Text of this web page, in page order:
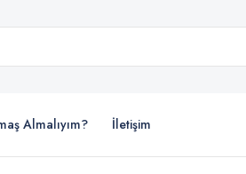
Almalıyım? İletişim